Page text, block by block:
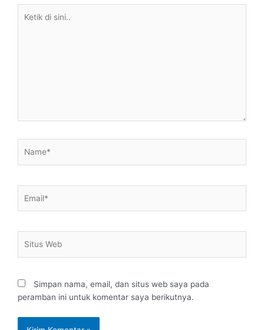
Web
Simpan nama, email, dan situs web saya pada
peramban ini untuk komentar saya berikutnya.